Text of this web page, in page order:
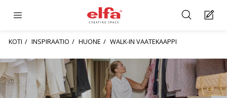
KOTI INSPIRAATIO HUONE WALK-IN VAATEKAAPPI